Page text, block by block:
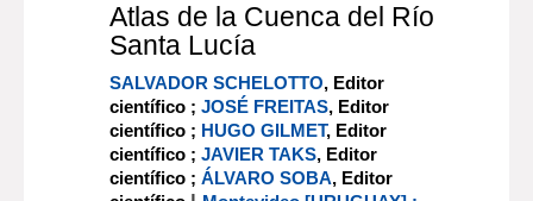
Atlas de la Cuenca del Río
Santa Lucía
SALVADOR SCHELOTTO, Editor
científico ;JOSÉ FREITAS, Editor
científico ; HUGO GILMET, Editor
científico ;JAVIER TAKS, Editor
científico ;ÁLVARO SOBA, Editor